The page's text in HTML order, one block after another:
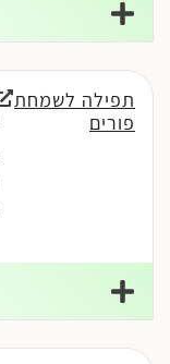
תפילה לשמחת
פורים